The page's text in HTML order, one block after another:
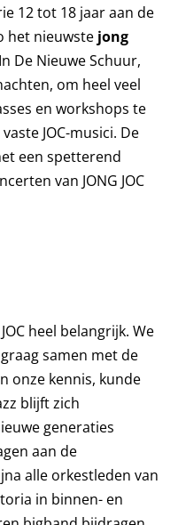
12 tot 18 jaar aan de
het nieuwste jong
De Nieuwe Schuur,
om heel veel
en workshops te
JOC-musici. De
een spetterend
van JONG JOC
heel belangrijk. We
samen met de
onze kennis, kunde
blijft zich
generaties
aan de
alle orkestleden van
in binnen- en